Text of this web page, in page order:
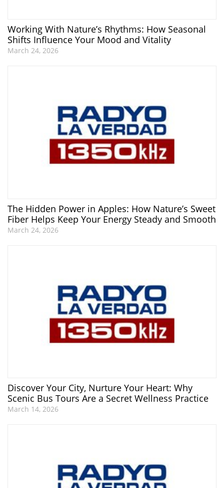
Working With Nature’s Rhythms: How Seasonal
Shifts Influence Your Mood and Vitality
March 24, 2026
The Hidden Power in Apples: How Nature’s Sweet
Fiber Helps Keep Your Energy Steady and Smooth
March 24, 2026
Discover Your City, Nurture Your Heart: Why
Scenic Bus Tours Are a Secret Wellness Practice
March 14, 2026